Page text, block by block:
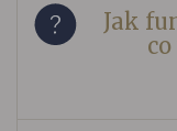
Jak